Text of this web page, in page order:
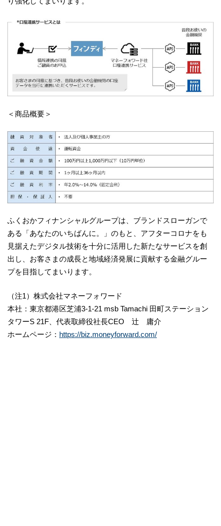
＜商品概要＞
ふくおかフィナンシャルグループは、ブランドスローガンで
ある「あなたのいちばんに。」のもと、アフターコロナをも
見据えたデジタル技術を十分に活用した新たなサービスを創
出し、お客さまの成長と地域経済発展に貢献する金融グルー
プを目指してまいります。
（注1）株式会社マネーフォワード
本社：東京都港区芝浦3-1-21 msb Tamachi 田町ステーション
タワーS 21F、代表取締役社長CEO 辻 庸介
ホームページ： https://biz.moneyforward.com/